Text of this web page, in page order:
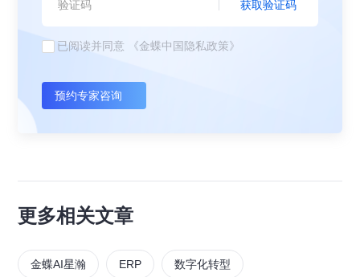
获取验证码
已阅读并同意 《金蝶中国隐私政策》
预约专家咨询
更多相关文章
金蝶AI星瀚 ERP 数字化转型